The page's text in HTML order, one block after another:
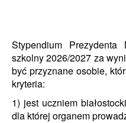
Stypendium
szkolny 2026/2027 za
być przyznane osobie,
kryteria:
1) jest uczniem
dla której organem